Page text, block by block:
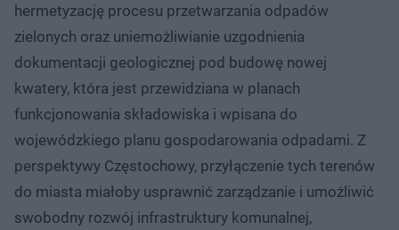
hermetyzację procesu przetwarzania odpadów
zielonych oraz uniemożliwianie uzgodnienia
dokumentacji geologicznej pod budowę nowej
kwatery, która jest przewidziana w planach
funkcjonowania składowiska i wpisana do
wojewódzkiego planu gospodarowania odpadami. Z
perspektywy Częstochowy, przyłączenie tych terenów
do miasta miałoby usprawnić zarządzanie i umożliwić
swobodny rozwój infrastruktury komunalnej,